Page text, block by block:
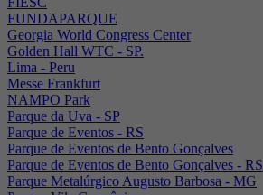
FUNDAPARQUE
Georgia World Congress Center
Golden Hall WTC - SP.
Lima - Peru
Messe Frankfurt
NAMPO Park
Parque da Uva - SP
Parque de Eventos - RS
Parque de Eventos de Bento Gonçalves
Parque de Eventos de Bento Gonçalves - RS
Parque Metalúrgico Augusto Barbosa - MG